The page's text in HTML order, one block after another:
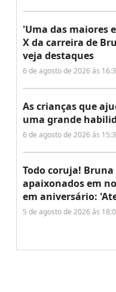
'Uma das maiores
X da carreira de
veja destaques
6 de agosto de 2026 às
As crianças que
uma grande
6 de agosto de 2026 às
Todo coruja!
apaixonados em
em aniversário:
5 de agosto de 2026 às